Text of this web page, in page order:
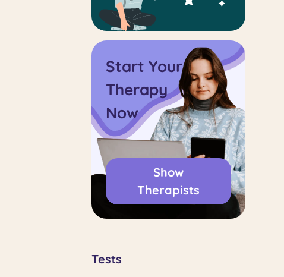
Start Your
Therapy
Now
Show
Therapists
Tests